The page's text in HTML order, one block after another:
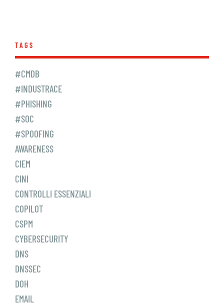
TAGS
#CMDB
#INDUSTRACE
#PHISHING
#SOC
#SPOOFING
AWARENESS
CIEM
CINI
CONTROLLI ESSENZIALI
COPILOT
CSPM
CYBERSECURITY
DNS
DNSSEC
DOH
EMAIL